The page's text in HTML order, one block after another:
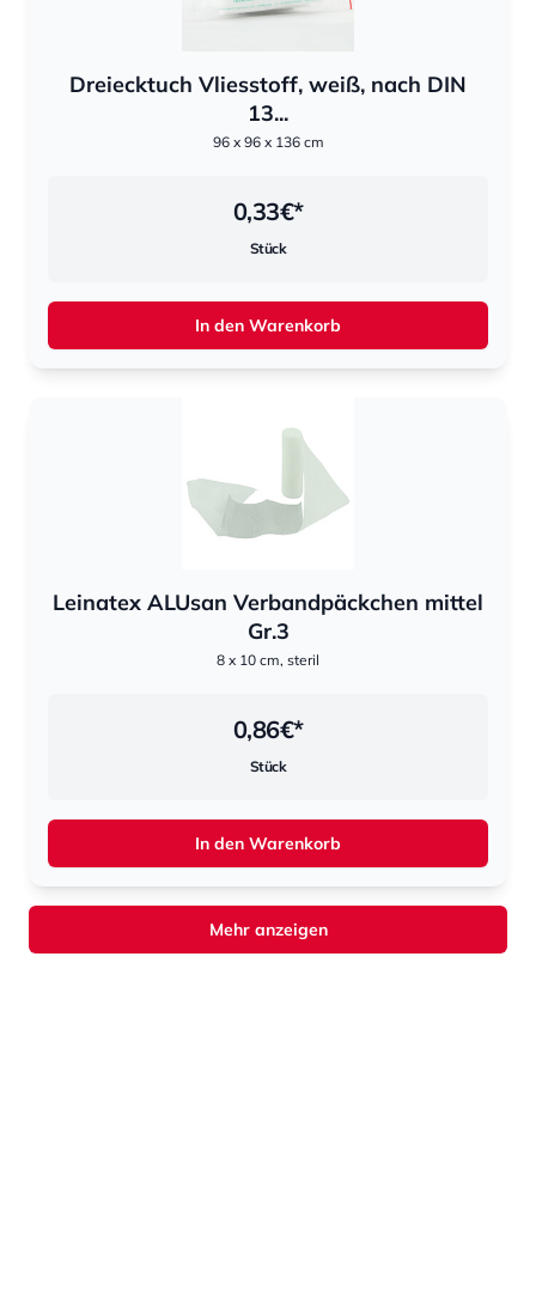
Dreiecktuch Vliesstoff, weiß, nach DIN
13...
96 x 96 x 136 cm
0,33€*
Stück
In den Warenkorb
Leinatex ALUsan Verbandpäckchen mittel
Gr.3
8 x 10 cm, steril
0,86€*
Stück
In den Warenkorb
Mehr anzeigen